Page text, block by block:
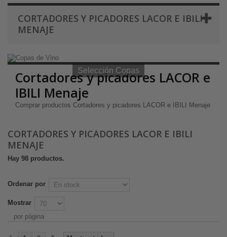
CORTADORES Y PICADORES LACOR E IBILI
MENAJE
Selección Copas de Vino y Champagne
Selección Copas
Cortadores y picadores LACOR e
IBILI Menaje
Comprar productos Cortadores y picadores LACOR e IBILI Menaje
CORTADORES Y PICADORES LACOR E IBILI
MENAJE
Hay 98 productos.
Ordenar por
Mostrar
por página